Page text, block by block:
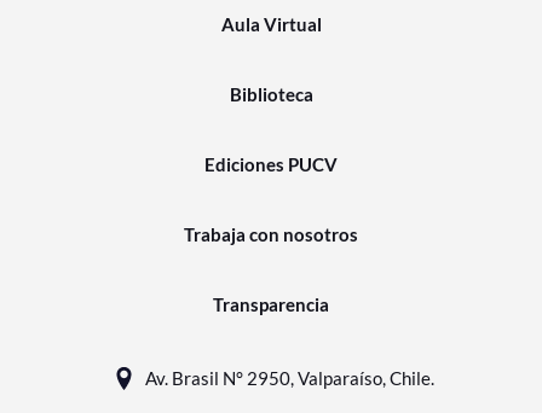
Aula Virtual
Biblioteca
Ediciones PUCV
Trabaja con nosotros
Transparencia
Av. Brasil N° 2950, Valparaíso, Chile.